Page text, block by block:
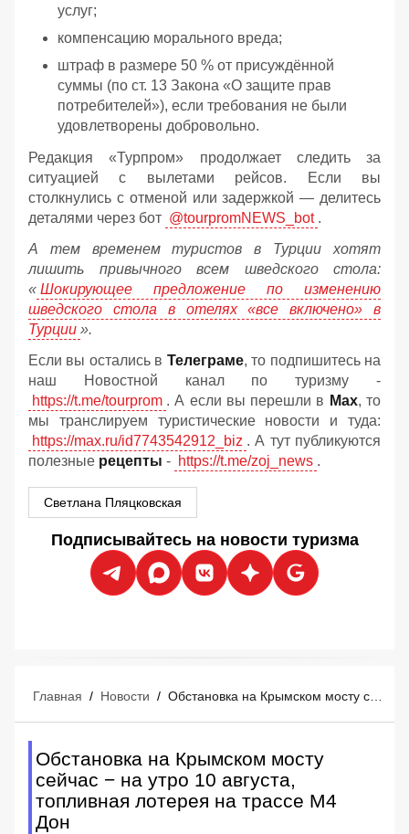
услуг;
компенсацию морального вреда;
штраф в размере 50 % от присуждённой
суммы (по ст. 13 Закона «О защите прав
потребителей»), если требования не были
удовлетворены добровольно.
Редакция «Турпром» продолжает следить за
ситуацией с вылетами рейсов. Если вы
столкнулись с отменой или задержкой — делитесь
деталями через бот @tourpromNEWS_bot .
А тем временем туристов в Турции хотят
лишить привычного всем шведского стола:
« Шокирующее предложение по изменению
шведского стола в отелях «все включено» в
Турции ».
Если вы остались в Телеграме, то подпишитесь на
наш Новостной канал по туризму -
https://t.me/tourprom . А если вы перешли в Мах, то
мы транслируем туристические новости и туда:
https://max.ru/id7743542912_biz . А тут публикуются
полезные рецепты - https://t.me/zoj_news .
Светлана Пляцковская
Подписывайтесь на новости туризма
Главная / Новости / Обстановка на Крымском мосту сейчас − на утро 10 августа, топливная лотерея на трассе М4 Дон
Обстановка на Крымском мосту
сейчас − на утро 10 августа,
топливная лотерея на трассе М4
Дон